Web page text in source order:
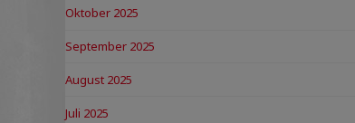
Oktober 2025
September 2025
August 2025
Juli 2025